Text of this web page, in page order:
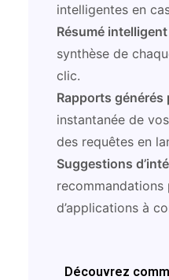
intelligentes en
Résumé
synthèse de
clic.
Rapports générés
instantanée de
des requêtes en
Suggestions
recommandations
d’applications à
Découvrez